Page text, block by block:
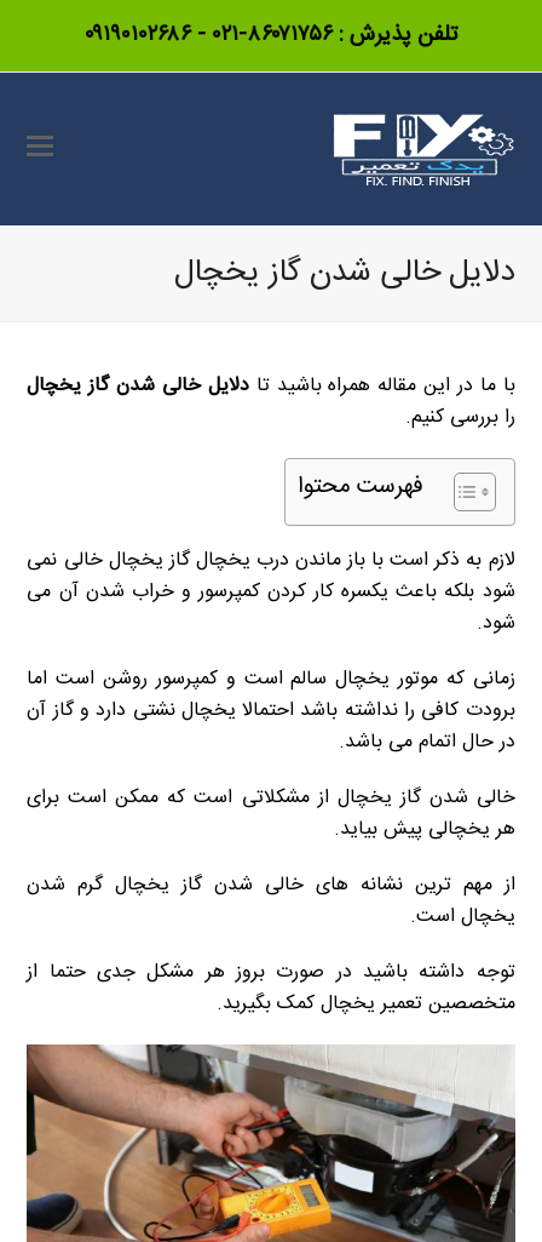
تلفن پذیرش :۸۶۰۷۱۷۵۶-۰۲۱ -۰۹۱۹۰۱۰۲۶۸۶
دلایل خالی شدن گاز یخچال
با ما در این مقاله همراه باشید تادلایل خالی شدن گاز یخچال
را بررسی کنیم.
فهرست محتوا
لازم به ذکر است با باز ماندن درب یخچال گاز یخچال خالی نمی
شود بلکه باعث یکسره کار کردن کمپرسور و خراب شدن آن می
شود.
زمانی که موتور یخچال سالم است و کمپرسور روشن است اما
برودت کافی را نداشته باشد احتمالا یخچال نشتی دارد و گاز آن
در حال اتمام می باشد.
خالی شدن گاز یخچال از مشکلاتی است که ممکن است برای
هر یخچالی پیش بیاید.
از مهم ترین نشانه های خالی شدن گاز یخچال گرم شدن
یخچال است.
توجه داشته باشید در صورت بروز هر مشکل جدی حتما از
متخصصین تعمیر یخچال کمک بگیرید.